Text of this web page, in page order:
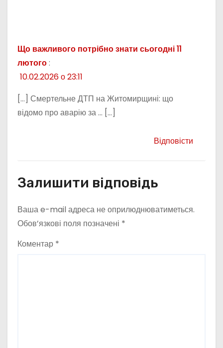
Що важливого потрібно знати сьогодні 11
лютого:
10.02.2026 о 23:11
[…] Смертельне ДТП на Житомирщині: що
відомо про аварію за … […]
Відповісти
Залишити відповідь
Ваша e-mail адреса не оприлюднюватиметься.
Обов’язкові поля позначені *
Коментар *